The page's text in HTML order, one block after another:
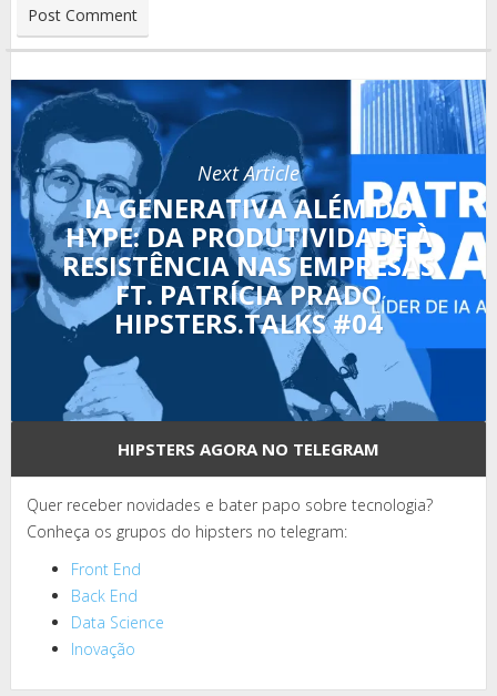
Next Article
IA GENERATIVA ALÉM DO
HYPE: DA PRODUTIVIDADE À
RESISTÊNCIA NAS EMPRESAS
FT. PATRÍCIA PRADO
HIPSTERS.TALKS #04
HIPSTERS AGORA NO TELEGRAM
Quer receber novidades e bater papo sobre tecnologia?
Conheça os grupos do hipsters no telegram:
Front End
Back End
Data Science
Inovação